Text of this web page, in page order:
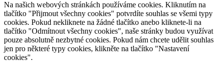
Na našich webových stránkách používáme cookies. Kliknutím na
tlačítko "Přijmout všechny cookies" potvrdíte souhlas se všemi typy
cookies. Pokud nekliknete na žádné tlačítko anebo kliknete-li na
tlačítko "Odmítnout všechny cookies", naše stránky budou využívat
pouze absolutně nezbytné cookies. Pokud nám chcete udělit souhlas
jen pro některé typy cookies, klikněte na tlačítko "Nastavení
cookies".